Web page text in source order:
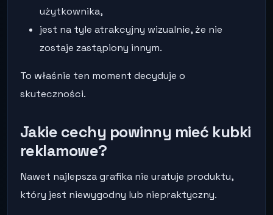
użytkownika,
jest na tyle atrakcyjny wizualnie, że nie
zostaje zastąpiony innym.
To właśnie ten moment decyduje o
skuteczności.
Jakie cechy powinny mieć kubki
reklamowe?
Nawet najlepsza grafika nie uratuje produktu,
który jest niewygodny lub niepraktyczny.